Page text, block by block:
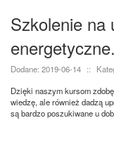
Szkolenie na
energetyczne.
Dodane: 2019-06-14 ::
Dzięki naszym kursom
wiedzę, ale również dadzą
są bardzo poszukiwane u